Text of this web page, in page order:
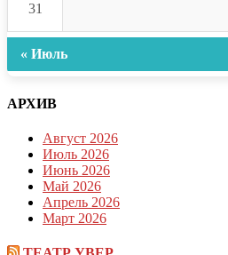
31
« Июль
АРХИВ
Август 2026
Июль 2026
Июнь 2026
Май 2026
Апрель 2026
Март 2026